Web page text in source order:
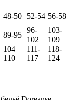
48-50 52-54 56-58
89-95
96-
102
103-
109
104–
110
111-
117
118-
124